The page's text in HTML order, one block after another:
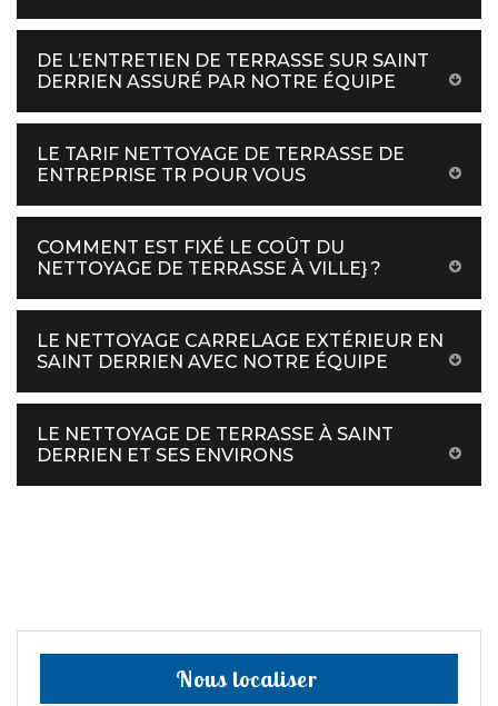
DE L’ENTRETIEN DE TERRASSE SUR SAINT
DERRIEN ASSURÉ PAR NOTRE ÉQUIPE
LE TARIF NETTOYAGE DE TERRASSE DE
ENTREPRISE TR POUR VOUS
COMMENT EST FIXÉ LE COÛT DU
NETTOYAGE DE TERRASSE À VILLE} ?
LE NETTOYAGE CARRELAGE EXTÉRIEUR EN
SAINT DERRIEN AVEC NOTRE ÉQUIPE
LE NETTOYAGE DE TERRASSE À SAINT
DERRIEN ET SES ENVIRONS
Nous localiser